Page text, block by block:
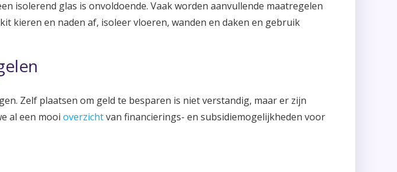
isolerend glas is onvoldoende. Vaak worden aanvullende maatregelen
kieren en naden af, isoleer vloeren, wanden en daken en gebruik
Zelf plaatsen om geld te besparen is niet verstandig, maar er zijn
al een mooi overzichtvan financierings- en subsidiemogelijkheden voor